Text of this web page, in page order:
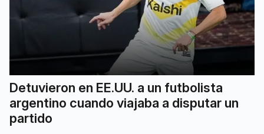
Detuvieron en EE.UU. a un futbolista
argentino cuando viajaba a disputar un
partido